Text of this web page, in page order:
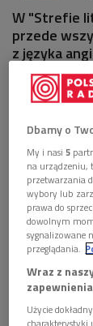
W "Strefie
przede
z języka
Maciej
Williama
Dbamy o
My i nasi5
na urządzeniu,
przetwarzania
wybory lub
prawa do
dowolnym
sygnalizowane
przeglądania.
Wraz z
Użycie
charakterystyki